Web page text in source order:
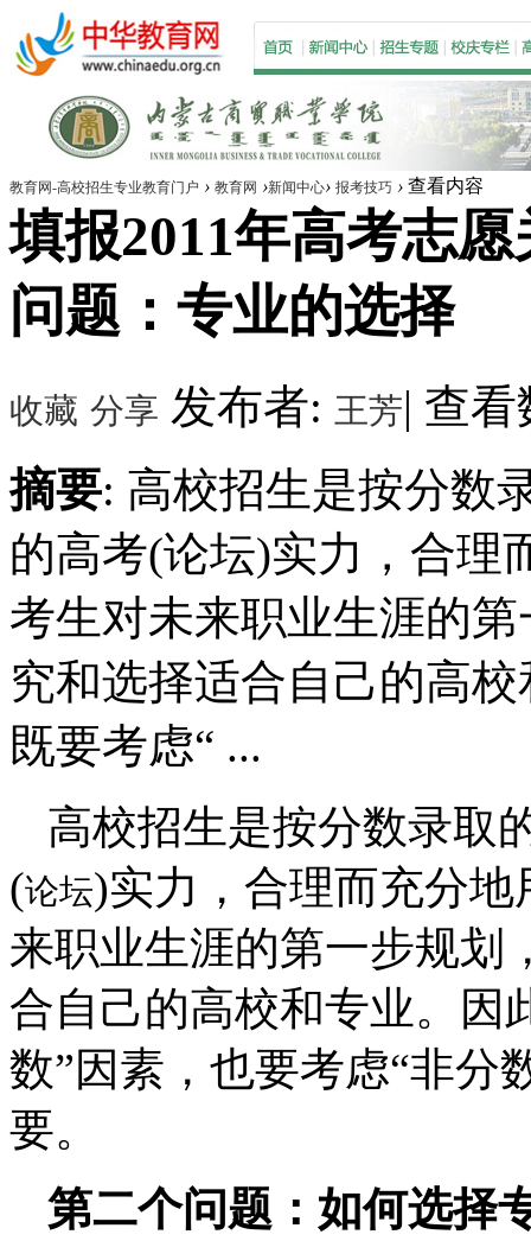
教育网-高校招生专业教育门户 › 教育网 ›新闻中心› 报考技巧 › 查看内容
填报2011年高考志愿
问题：专业的选择
收藏 分享 发布者: 王芳| 查看
摘要: 高校招生是按分数
的高考(论坛)实力，合理
考生对未来职业生涯的
究和选择适合自己的高
既要考虑“ ...
高校招生是按分数录取
(论坛)实力，合理而充分
来职业生涯的第一步规划
合自己的高校和专业。因
数”因素，也要考虑“非分
要。
第二个问题：如何选择